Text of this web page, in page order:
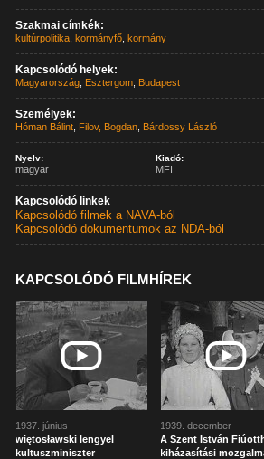
Szakmai címkék:
kultúrpolitika ,kormányfő ,kormány
Kapcsolódó helyek:
Magyarország Esztergom Budapest
Személyek:
Hóman Bálint Filov, Bogdan Bárdossy László
Nyelv:
magyar
Kiadó:
MFI
Kapcsolódó linkek
Kapcsolódó filmek a NAVA-ból
Kapcsolódó dokumentumok az NDA-ból
KAPCSOLÓDÓ FILMHÍREK
1937. június
więtosławski lengyel
kultuszminiszter
1939. december
A Szent István
kiházasítási